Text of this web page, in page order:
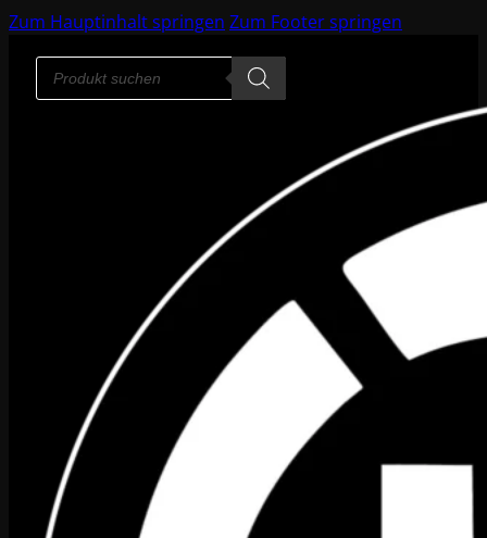
Zum Hauptinhalt springen Zum Footer springen
Products
search